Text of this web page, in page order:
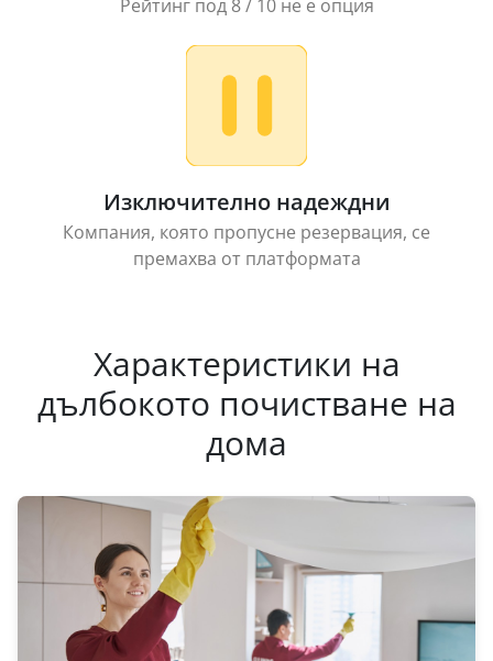
Рейтинг под 8 / 10 не е опция
Изключително надеждни
Компания, която пропусне резервация, се
премахва от платформата
Характеристики на
дълбокото почистване на
дома